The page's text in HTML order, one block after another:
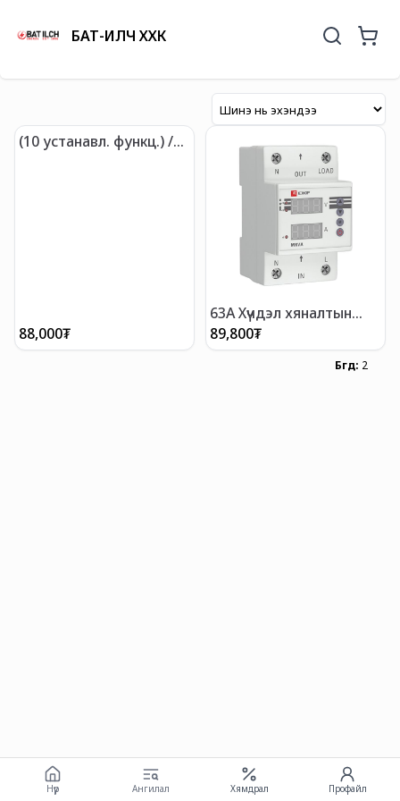
БАТ-ИЛЧ ХХК
(10 устанавл. функц.) /
88,000₮
63A Хүчдэл хяналтын
реле
89,800₮
Бүгд: 2
Нүүр Ангилал Хямдрал Профайл